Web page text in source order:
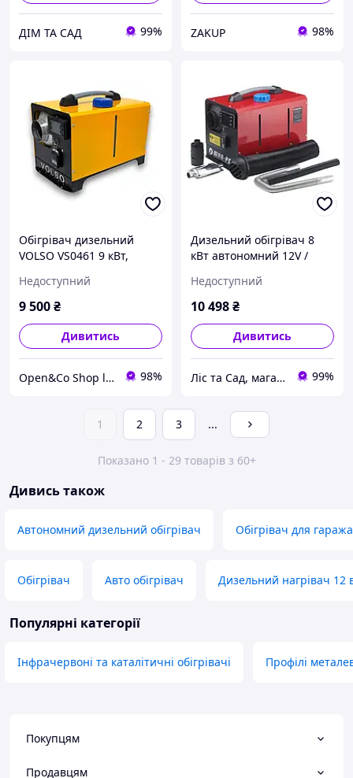
ДІМ ТА САД 99% ZAKUP 98%
Обігрівач дизельний
VOLSO VS0461 9 кВт,
витрата 0,11 0,35 л/год
Потужний і економічний
Недоступний
9 500₴
Дивитись
Open&Co Shop l Товари з Європи 98%
Дизельний обігрівач 8
кВт автономний 12V /
Webasto [ОРИГІНАЛ]
Недоступний
10 498₴
Дивитись
Ліс та Сад, магазин інструментів та садової техніки 99%
1 2 3 ...
Показано 1 - 29 товарів з 60+
Дивись також
Автономний дизельний обігрівач Обігрівач для гаража
Обігрівач Авто обігрівач Дизельний нагрівач 12
Популярні категорії
Інфрачервоні та каталітичні обігрівачі Профілі
Покупцям
Продавцям